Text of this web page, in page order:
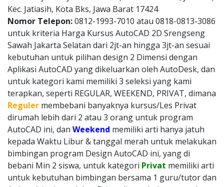
Kec. Jatiasih, Kota Bks, Jawa Barat 17424
Nomor Telepon:0812-1993-7010 atau 0818-0813-3086
untuk kriteria Harga Kursus AutoCAD 2D Srengseng
Sawah Jakarta Selatan dari 2jt-an hingga 3jt-an sesuai
kebutuhan untuk pilihan design 2 Dimensi dengan
Aplikasi AutoCAD yang dikeluarkan oleh AutoDesk, dan
untuk kategori kami memiliki 3 seleksi yang kami
terapkan, seperti REGULAR, WEEKEND, PRIVAT, dimana
Reguler membebani banyaknya kursus/Les Privat
dirumah lebih dari 2 atau 3 orang untuk program
AutoCAD ini, dan Weekend memiliki arti hanya jatuh
kepada Waktu Libur & tanggal merah untuk melakukan
bimbingan program Design AutoCAD ini, yang di
bebani Min 2 siswa, untuk kategori Privat memiliki arti
untuk kebutuhan bimbingan bersama 1 guru/tutor dan